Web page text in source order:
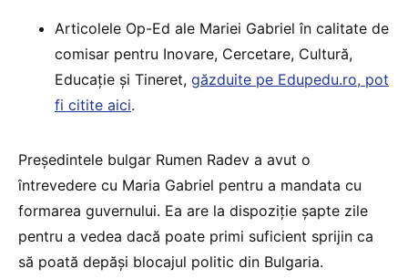
Articolele Op-Ed ale Mariei Gabriel în calitate de
comisar pentru Inovare, Cercetare, Cultură,
Educaţie şi Tineret, găzduite pe Edupedu.ro, pot
fi citite aici.
Preşedintele bulgar Rumen Radev a avut o
întrevedere cu Maria Gabriel pentru a mandata cu
formarea guvernului. Ea are la dispoziţie şapte zile
pentru a vedea dacă poate primi suficient sprijin ca
să poată depăşi blocajul politic din Bulgaria.